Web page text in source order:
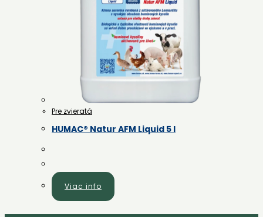
Pre zvieratá
HUMAC® Natur AFM Liquid 5 l
Viac info